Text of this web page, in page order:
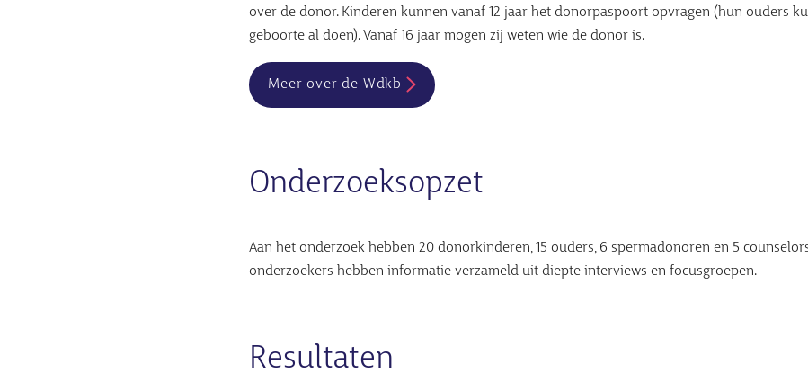
over de donor. Kinderen kunnen vanaf 12 jaar het donorpaspoort opvragen (hun ouders
geboorte al doen). Vanaf 16 jaar mogen zij weten wie de donor is.
Meer over de Wdkb
Onderzoeksopzet
Aan het onderzoek hebben 20 donorkinderen, 15 ouders, 6 spermadonoren en 5
onderzoekers hebben informatie verzameld uit diepte interviews en focusgroepen.
Resultaten